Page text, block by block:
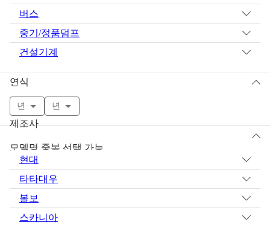
버스
중기/정품덤프
건설기계
연식
년 년
제조사
모델명 중복 선택 가능
현대
타타대우
볼보
스카니아